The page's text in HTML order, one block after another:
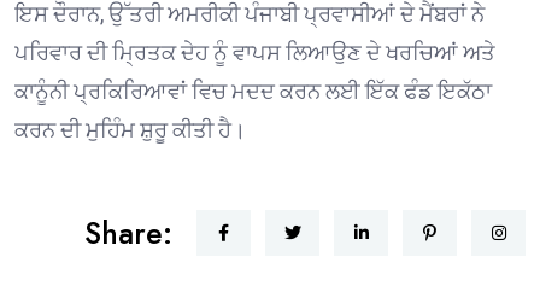
ਇਸ ਦੌਰਾਨ, ਉੱਤਰੀ ਅਮਰੀਕੀ ਪੰਜਾਬੀ ਪ੍ਰਵਾਸੀਆਂ ਦੇ ਮੈਂਬਰਾਂ ਨੇ
ਪਰਿਵਾਰ ਦੀ ਮ੍ਰਿਤਕ ਦੇਹ ਨੂੰ ਵਾਪਸ ਲਿਆਉਣ ਦੇ ਖਰਚਿਆਂ ਅਤੇ
ਕਾਨੂੰਨੀ ਪ੍ਰਕਿਰਿਆਵਾਂ ਵਿਚ ਮਦਦ ਕਰਨ ਲਈ ਇੱਕ ਫੰਡ ਇਕੱਠਾ
ਕਰਨ ਦੀ ਮੁਹਿੰਮ ਸ਼ੁਰੂ ਕੀਤੀ ਹੈ।
Share: